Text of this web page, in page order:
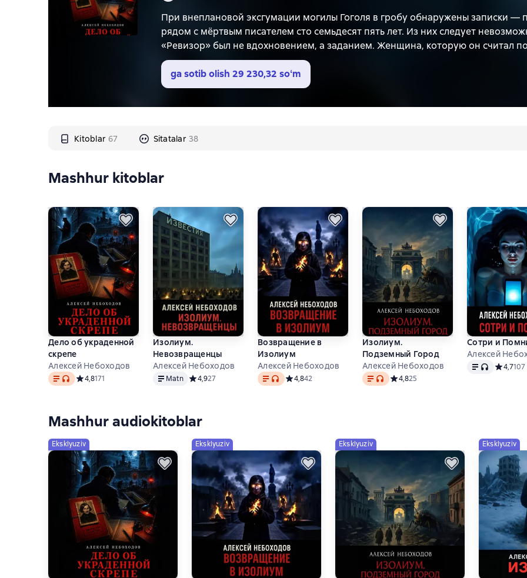
При внеплановой эксгумации могилы Гоголя в гробу обнаружены записки
рядом с мёртвым писателем сто семьдесят пять лет. Из них следует
«Ревизор» был не вдохновением, а заданием. Женщина, которую он считал
приказу императора. А единственная, которую он любил, спрятала эти
Двадцать один год — от блистательного Царского Села до холодной
духовник, меценат — каждый думал, что помогает. Каждый вёл. Гоголь понял
Настоящее произведение является художественным вымыслом. В основу
ga sotib olish 29 230,32 soʻm
Kitoblar 67 Sitatalar 38
Mashhur kitoblar
Дело об украденной
скрепе
Алексей Небоходов
Matn, audio format mavjud
Средний рейтинг 4,8 на основе 171 оценок
4,8171
Изолиум.
Невозвращенцы
Алексей Небоходов
MatnMatn Средний рейтинг 4,9 на основе 27 оценок
4,927
Возвращение в
Изолиум
Алексей Небоходов
Matn, audio format mavjud
Средний рейтинг 4,8 на основе 42 оценок
4,842
Изолиум.
Подземный Город
Алексей Небоходов
Matn, audio format mavjud
Средний рейтинг 4,8 на основе 25
4,825
Сотри и
Алексей
Matn, audioСредний
4,7107
Mashhur audiokitoblar
Eksklyuziv Eksklyuziv Eksklyuziv Eksklyuziv